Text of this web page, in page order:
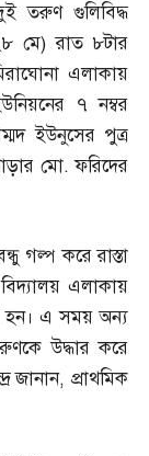
তরুণ গুলিবিদ্ধ
মে)রাত ৮টার
এলাকায়
৭ নম্বর
ইউনুসের পুত্র
মো.ফরিদের
গল্প করে রাস্তা
এলাকায়
হন। এ সময় অন্য
উদ্ধার করে
জানান,প্রাথমিক